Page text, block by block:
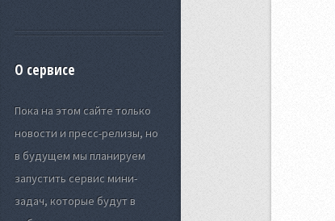
О сервисе
Пока на этом сайте только
новости и пресс-релизы, но
в будущем мы планируем
запустить сервис мини-
задач, которые будут в